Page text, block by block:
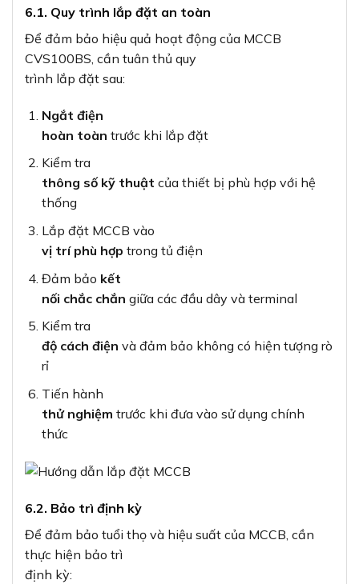
6.1. Quy trình lắp đặt an toàn
Để đảm bảo hiệu quả hoạt động của MCCB
CVS100BS, cần tuân thủ quy
trình lắp đặt sau:
Ngắt điện
hoàn toàn trước khi lắp đặt
Kiểm tra
thông số kỹ thuật của thiết bị phù hợp với hệ
thống
Lắp đặt MCCB vào
vị trí phù hợp trong tủ điện
Đảm bảo kết
nối chắc chắn giữa các đầu dây và terminal
Kiểm tra
độ cách điện và đảm bảo không có hiện tượng rò
rỉ
Tiến hành
thử nghiệm trước khi đưa vào sử dụng chính
thức
6.2. Bảo trì định kỳ
Để đảm bảo tuổi thọ và hiệu suất của MCCB, cần
thực hiện bảo trì
định kỳ: